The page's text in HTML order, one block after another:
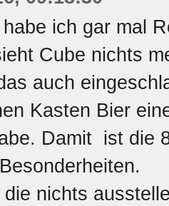
ich gar mal
Cube nichts
auch
Kasten Bier
Damit ist die
nichts